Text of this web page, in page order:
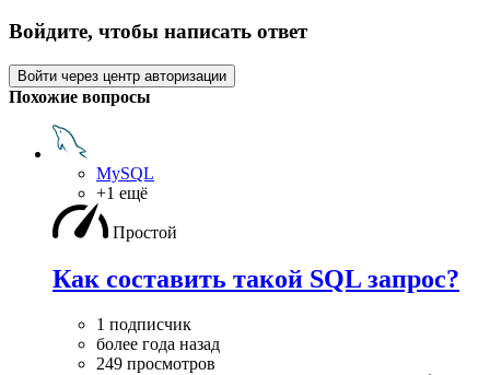
Войдите, чтобы написать ответ
Войти через центр авторизации
Похожие вопросы
MySQL
+1 ещё
Простой
Как составить такой SQL запрос?
1 подписчик
более года назад
249 просмотров